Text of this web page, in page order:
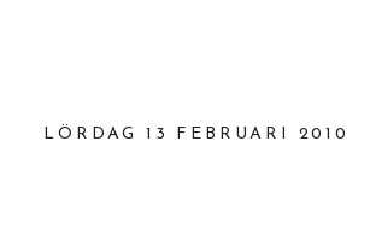
LÖRDAG 13 FEBRUARI 2010